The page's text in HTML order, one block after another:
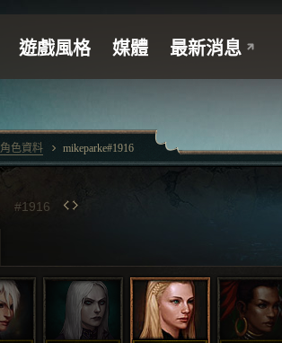
#1916
角色資料 mikeparke#1916